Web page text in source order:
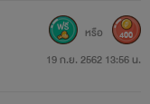
19 ก.ย. 2562 13:56 น.
หรือ 400